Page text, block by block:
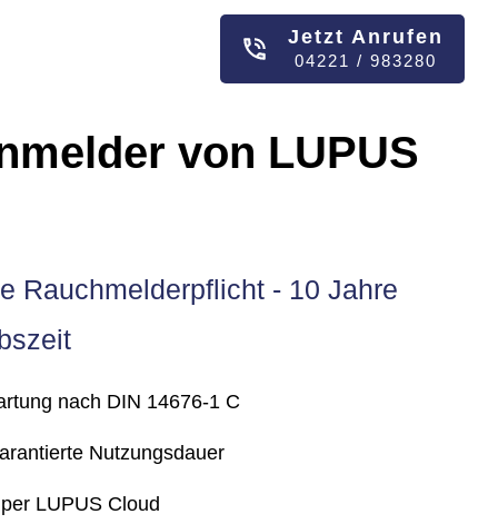
Jetzt Anrufen
04221 / 983280
von LUPUS
Rauchmelderpflicht - 10 Jahre
nach DIN 14676-1 C
Nutzungsdauer
LUPUS Cloud